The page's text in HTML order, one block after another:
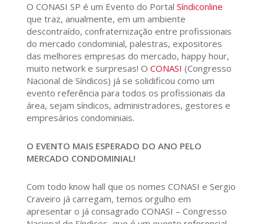
O CONASI SP é um Evento do Portal Síndiconline
que traz, anualmente, em um ambiente
descontraído, confraternização entre profissionais
do mercado condominial, palestras, expositores
das melhores empresas do mercado, happy hour,
muito network e surpresas! O CONASI (Congresso
Nacional de Síndicos) já se solidificou como um
evento referência para todos os profissionais da
área, sejam síndicos, administradores, gestores e
empresários condominiais.
O EVENTO MAIS ESPERADO DO ANO PELO
MERCADO CONDOMINIAL!
Com todo know hall que os nomes CONASI e Sergio
Craveiro já carregam, temos orgulho em
apresentar o já consagrado CONASI – Congresso